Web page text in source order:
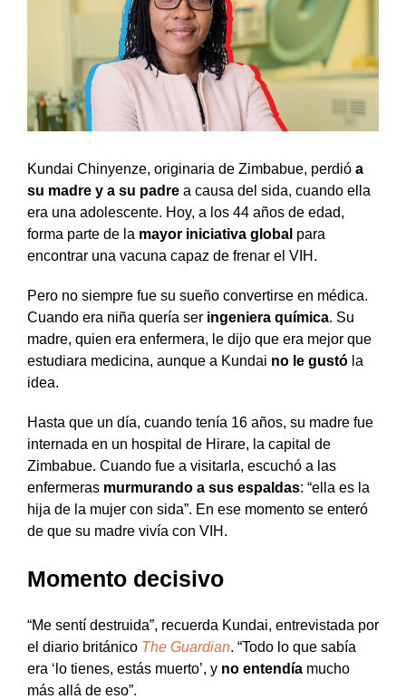
Kundai Chinyenze, originaria de Zimbabue, perdió a
su madre y a su padre a causa del sida, cuando ella
era una adolescente. Hoy, a los 44 años de edad,
forma parte de la mayor iniciativa global para
encontrar una vacuna capaz de frenar el VIH.
Pero no siempre fue su sueño convertirse en médica.
Cuando era niña quería ser ingeniera química. Su
madre, quien era enfermera, le dijo que era mejor que
estudiara medicina, aunque a Kundai no le gustó la
idea.
Hasta que un día, cuando tenía 16 años, su madre fue
internada en un hospital de Hirare, la capital de
Zimbabue. Cuando fue a visitarla, escuchó a las
enfermeras murmurando a sus espaldas: “ella es la
hija de la mujer con sida”. En ese momento se enteró
de que su madre vivía con VIH.
Momento decisivo
“Me sentí destruida”, recuerda Kundai, entrevistada por
el diario británico The Guardian. “Todo lo que sabía
era ‘lo tienes, estás muerto’, y no entendía mucho
más allá de eso”.